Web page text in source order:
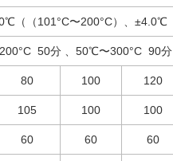
（（101°C〜200°C）、 ±4.0℃
200°C 50分、 50℃〜300°C 90分
80 100 120
105 100 100
60 60 60